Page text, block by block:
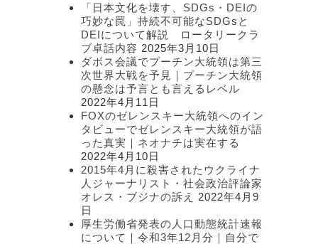
「日本文化を壊す、SDGs・DEIの
巧妙な罠」持続不可能なSDGsと
DEIについて解説 ロータリークラ
ブ卓話内容 2025年3月10日
ダボス会議でプーチン大統領は第三
次世界大戦を予見｜プーチン大統領
の懸念は予言とも言えるレベル
2022年4月11日
FOXのゼレンスキー大統領へのイン
タビューでゼレンスキー大統領が語
った真実｜ネオナチは実在する
2022年4月10日
2015年4月に殺害されたウクライナ
人ジャーナリスト・社会政治評論家
オレス・ブジナの訴え
2022年4月9
日
厚生労働省発表の人口動態統計速報
について｜令和3年12月分｜自分で